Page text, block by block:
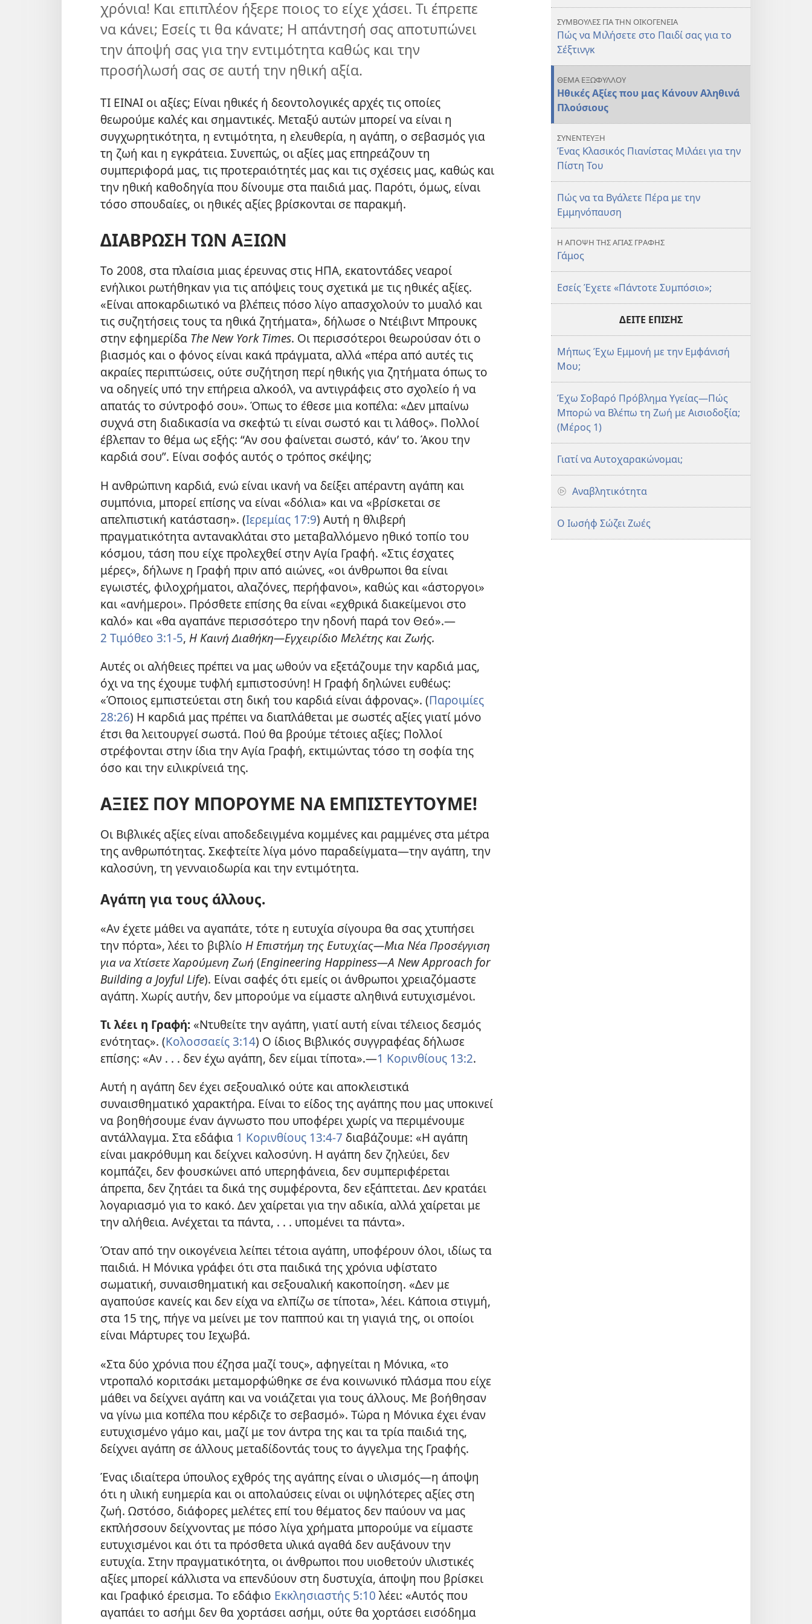
χρόνια! Και επιπλέον ήξερε ποιος το είχε χάσει. Τι έπρεπε
να κάνει; Εσείς τι θα κάνατε; Η απάντησή σας αποτυπώνει
την άποψή σας για την εντιμότητα καθώς και την
προσήλωσή σας σε αυτή την ηθική αξία.
ΤΙ ΕΙΝΑΙ οι αξίες; Είναι ηθικές ή δεοντολογικές αρχές τις οποίες
θεωρούμε καλές και σημαντικές. Μεταξύ αυτών μπορεί να είναι η
συγχωρητικότητα, η εντιμότητα, η ελευθερία, η αγάπη, ο σεβασμός για
τη ζωή και η εγκράτεια. Συνεπώς, οι αξίες μας επηρεάζουν τη
συμπεριφορά μας, τις προτεραιότητές μας και τις σχέσεις μας, καθώς και
την ηθική καθοδηγία που δίνουμε στα παιδιά μας. Παρότι, όμως, είναι
τόσο σπουδαίες, οι ηθικές αξίες βρίσκονται σε παρακμή.
ΔΙΑΒΡΩΣΗ ΤΩΝ ΑΞΙΩΝ
Το 2008, στα πλαίσια μιας έρευνας στις ΗΠΑ, εκατοντάδες νεαροί
ενήλικοι ρωτήθηκαν για τις απόψεις τους σχετικά με τις ηθικές αξίες.
«Είναι αποκαρδιωτικό να βλέπεις πόσο λίγο απασχολούν το μυαλό και
τις συζητήσεις τους τα ηθικά ζητήματα», δήλωσε ο Ντέιβιντ Μπρουκς
στην εφημερίδα The New York Times. Οι περισσότεροι θεωρούσαν ότι ο
βιασμός και ο φόνος είναι κακά πράγματα, αλλά «πέρα από αυτές τις
ακραίες περιπτώσεις, ούτε συζήτηση περί ηθικής για ζητήματα όπως το
να οδηγείς υπό την επήρεια αλκοόλ, να αντιγράφεις στο σχολείο ή να
απατάς το σύντροφό σου». Όπως το έθεσε μια κοπέλα: «Δεν μπαίνω
συχνά στη διαδικασία να σκεφτώ τι είναι σωστό και τι λάθος». Πολλοί
έβλεπαν το θέμα ως εξής: “Αν σου φαίνεται σωστό, κάν’ το. Άκου την
καρδιά σου”. Είναι σοφός αυτός ο τρόπος σκέψης;
Η ανθρώπινη καρδιά, ενώ είναι ικανή να δείξει απέραντη αγάπη και
συμπόνια, μπορεί επίσης να είναι «δόλια» και να «βρίσκεται σε
απελπιστική κατάσταση». (Ιερεμίας 17:9) Αυτή η θλιβερή
πραγματικότητα αντανακλάται στο μεταβαλλόμενο ηθικό τοπίο του
κόσμου, τάση που είχε προλεχθεί στην Αγία Γραφή. «Στις έσχατες
μέρες», δήλωνε η Γραφή πριν από αιώνες, «οι άνθρωποι θα είναι
εγωιστές, φιλοχρήματοι, αλαζόνες, περήφανοι», καθώς και «άστοργοι»
και «ανήμεροι». Πρόσθετε επίσης θα είναι «εχθρικά διακείμενοι στο
καλό» και «θα αγαπάνε περισσότερο την ηδονή παρά τον Θεό».—
2 Τιμόθεο 3:1-5, Η Καινή Διαθήκη—Εγχειρίδιο Μελέτης και Ζωής.
Αυτές οι αλήθειες πρέπει να μας ωθούν να εξετάζουμε την καρδιά μας,
όχι να της έχουμε τυφλή εμπιστοσύνη! Η Γραφή δηλώνει ευθέως:
«Όποιος εμπιστεύεται στη δική του καρδιά είναι άφρονας». (Παροιμίες
28:26) Η καρδιά μας πρέπει να διαπλάθεται με σωστές αξίες γιατί μόνο
έτσι θα λειτουργεί σωστά. Πού θα βρούμε τέτοιες αξίες; Πολλοί
στρέφονται στην ίδια την Αγία Γραφή, εκτιμώντας τόσο τη σοφία της
όσο και την ειλικρίνειά της.
ΑΞΙΕΣ ΠΟΥ ΜΠΟΡΟΥΜΕ ΝΑ ΕΜΠΙΣΤΕΥΤΟΥΜΕ!
Οι Βιβλικές αξίες είναι αποδεδειγμένα κομμένες και ραμμένες στα μέτρα
της ανθρωπότητας. Σκεφτείτε λίγα μόνο παραδείγματα—την αγάπη, την
καλοσύνη, τη γενναιοδωρία και την εντιμότητα.
Αγάπη για τους άλλους.
«Αν έχετε μάθει να αγαπάτε, τότε η ευτυχία σίγουρα θα σας χτυπήσει
την πόρτα», λέει το βιβλίο Η Επιστήμη της Ευτυχίας—Μια Νέα Προσέγγιση
για να Χτίσετε Χαρούμενη Ζωή (Engineering Happiness—A New Approach for
Building a Joyful Life). Είναι σαφές ότι εμείς οι άνθρωποι χρειαζόμαστε
αγάπη. Χωρίς αυτήν, δεν μπορούμε να είμαστε αληθινά ευτυχισμένοι.
Τι λέει η Γραφή: «Ντυθείτε την αγάπη, γιατί αυτή είναι τέλειος δεσμός
ενότητας». (Κολοσσαείς 3:14) Ο ίδιος Βιβλικός συγγραφέας δήλωσε
επίσης: «Αν . . . δεν έχω αγάπη, δεν είμαι τίποτα».—1 Κορινθίους 13:2.
Αυτή η αγάπη δεν έχει σεξουαλικό ούτε και αποκλειστικά
συναισθηματικό χαρακτήρα. Είναι το είδος της αγάπης που μας υποκινεί
να βοηθήσουμε έναν άγνωστο που υποφέρει χωρίς να περιμένουμε
αντάλλαγμα. Στα εδάφια 1 Κορινθίους 13:4-7 διαβάζουμε: «Η αγάπη
είναι μακρόθυμη και δείχνει καλοσύνη. Η αγάπη δεν ζηλεύει, δεν
κομπάζει, δεν φουσκώνει από υπερηφάνεια, δεν συμπεριφέρεται
άπρεπα, δεν ζητάει τα δικά της συμφέροντα, δεν εξάπτεται. Δεν κρατάει
λογαριασμό για το κακό. Δεν χαίρεται για την αδικία, αλλά χαίρεται με
την αλήθεια. Ανέχεται τα πάντα, . . . υπομένει τα πάντα».
Όταν από την οικογένεια λείπει τέτοια αγάπη, υποφέρουν όλοι, ιδίως τα
παιδιά. Η Μόνικα γράφει ότι στα παιδικά της χρόνια υφίστατο
σωματική, συναισθηματική και σεξουαλική κακοποίηση. «Δεν με
αγαπούσε κανείς και δεν είχα να ελπίζω σε τίποτα», λέει. Κάποια στιγμή,
στα 15 της, πήγε να μείνει με τον παππού και τη γιαγιά της, οι οποίοι
είναι Μάρτυρες του Ιεχωβά.
«Στα δύο χρόνια που έζησα μαζί τους», αφηγείται η Μόνικα, «το
ντροπαλό κοριτσάκι μεταμορφώθηκε σε ένα κοινωνικό πλάσμα που είχε
μάθει να δείχνει αγάπη και να νοιάζεται γιατους άλλους. Με βοήθησαν
να γίνω μια κοπέλα που κέρδιζε το σεβασμό». Τώρα η Μόνικα έχει έναν
ευτυχισμένο γάμο και, μαζί με τον άντρα της και τα τρία παιδιά της,
δείχνει αγάπη σε άλλους μεταδίδοντάς τους το άγγελμα της Γραφής.
Ένας ιδιαίτερα ύπουλος εχθρός της αγάπης είναι ο υλισμός—η άποψη
ότι η υλική ευημερία και οι απολαύσεις είναι οι υψηλότερες αξίες στη
ζωή. Ωστόσο, διάφορες μελέτες επί του θέματος δεν παύουν να μας
εκπλήσσουν δείχνοντας με πόσο λίγα χρήματα μπορούμε να είμαστε
ευτυχισμένοι και ότι τα πρόσθετα υλικά αγαθά δεν αυξάνουν την
ευτυχία. Στην πραγματικότητα, οι άνθρωποι που υιοθετούν υλιστικές
αξίες μπορεί κάλλιστα να επενδύουν στη δυστυχία, άποψη που βρίσκει
και Γραφικό έρεισμα. Το εδάφιο Εκκλησιαστής 5:10 λέει: «Αυτός που
αγαπάει το ασήμι δεν θα χορτάσει ασήμι, ούτε θα χορτάσει εισόδημα
Αληθινά
Πλούσιους
Αληθινά
Πλούσιους
ΣΥΜΒΟΥΛΕΣ ΓΙΑ ΤΗΝ ΟΙΚΟΓΕΝΕΙΑ
Πώς να Μιλήσετε στο Παιδί σας για το
Σέξτινγκ
ΘΕΜΑ ΕΞΩΦΥΛΛΟΥ
Ηθικές Αξίες που μας Κάνουν Αληθινά
Πλούσιους
ΣΥΝΕΝΤΕΥΞΗ
Ένας Κλασικός Πιανίστας Μιλάει για την
Πίστη Του
Πώς να τα Βγάλετε Πέρα με την
Εμμηνόπαυση
Η ΑΠΟΨΗ ΤΗΣ ΑΓΙΑΣ ΓΡΑΦΗΣ
Γάμος
Εσείς Έχετε «Πάντοτε Συμπόσιο»;
ΔΕΙΤΕ ΕΠΙΣΗΣ
Μήπως Έχω Εμμονή με την Εμφάνισή
Μου;
Έχω Σοβαρό Πρόβλημα Υγείας​—Πώς
Μπορώ να Βλέπω τη Ζωή με Αισιοδοξία;
(Μέρος 1)
Γιατί να Αυτοχαρακώνομαι;
Αναβλητικότητα
Ο Ιωσήφ Σώζει Ζωές